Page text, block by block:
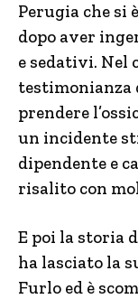
Perugia che si
dopo aver
e sedativi. Nel
testimonianza
prendere
un incidente
dipendente e
risalito con
E poi la storia
ha lasciato la
Furlo ed è